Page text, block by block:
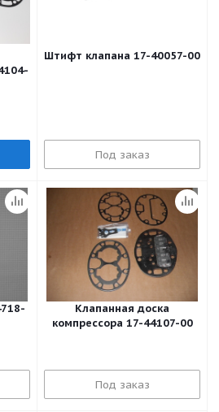
Штифт клапана 17-40057-00
Под заказ
Клапанная доска
компрессора 17-44107-00
Под заказ